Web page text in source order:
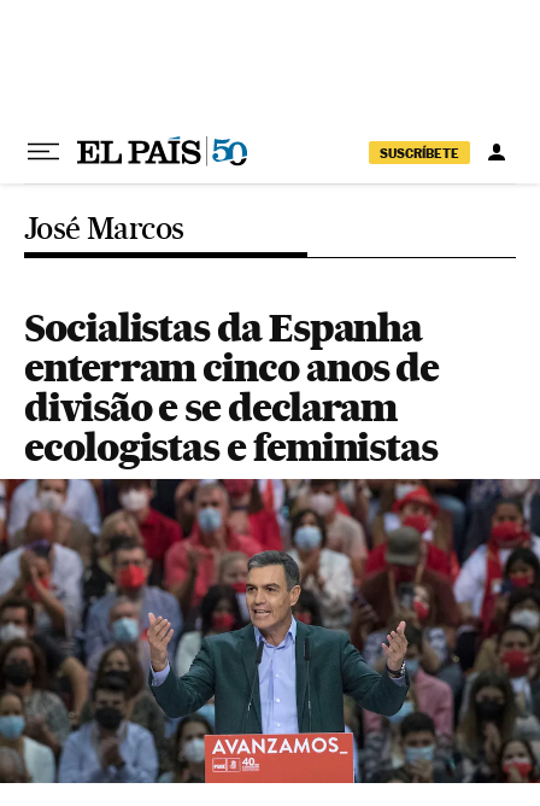
SUSCRÍBETE
José Marcos
Socialistas da Espanha
enterram cinco anos de
divisão e se declaram
ecologistas e feministas